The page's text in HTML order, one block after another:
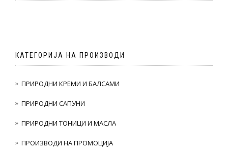
КАТЕГОРИЈА НА ПРОИЗВОДИ
ПРИРОДНИ КРЕМИ И БАЛСАМИ
ПРИРОДНИ САПУНИ
ПРИРОДНИ ТОНИЦИ И МАСЛА
ПРОИЗВОДИ НА ПРОМОЦИЈА